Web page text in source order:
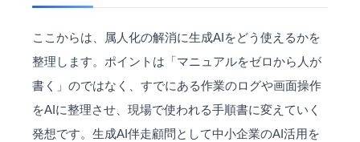
ここからは、属人化の解消に生成AIをどう使えるかを
整理します。ポイントは「マニュアルをゼロから人が
書く」のではなく、すでにある作業のログや画面操作
をAIに整理させ、現場で使われる手順書に変えていく
発想です。生成AI伴走顧問 として中小企業のAI活用を